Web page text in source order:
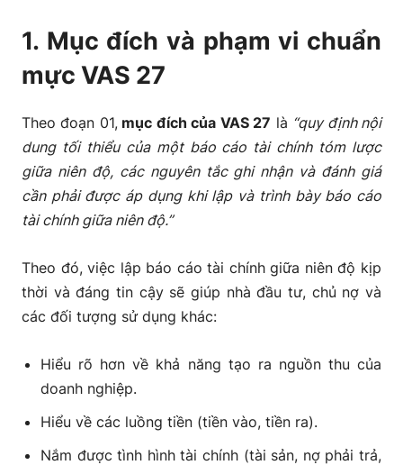
2.4. Trình bày việc tuân thủ các chuẩn mực kế toán
và chế độ kế toán Việt Nam
2.5. Các kỳ kế toán phải trình bày trong báo cáo
giữa niên độ
2.6. Tính trọng yếu
minh báo cáo tài chính năm
2.8. Hướng dẫn ghi nhận và xác định giá trị
2.9. Điều chỉnh báo cáo tài chính giữa niên độ đã
được báo cáo trước đây
Kết luận:
1. Mục đích và phạm vi chuẩn
mực VAS 27
Theo đoạn 01,mục đích của VAS 27 là “quy định nội
dung tối thiểu của một báo cáo tài chính tóm lược
giữa niên độ, các nguyên tắc ghi nhận và đánh giá
cần phải được áp dụng khi lập và trình bày báo cáo
tài chính giữa niên độ.”
Theo đó, việc lập báo cáo tài chính giữa niên độ kịp
thời và đáng tin cậy sẽ giúp nhà đầu tư, chủ nợ và
các đối tượng sử dụng khác:
Hiểu rõ hơn về khả năng tạo ra nguồn thu của
doanh nghiệp.
Hiểu về các luồng tiền (tiền vào, tiền ra).
Nắm được tình hình tài chính (tài sản, nợ phải trả,